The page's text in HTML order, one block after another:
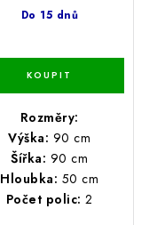
Do 15 dnů
Rozměry:
Výška: 90 cm
Šířka: 90 cm
Hloubka: 50 cm
Počet polic: 2